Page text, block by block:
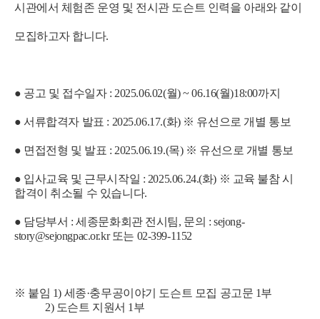
시관에서 체험존 운영 및 전시관 도슨트 인력을 아래와 같이
모집하고자 합니다.
● 공고 및 접수일자 : 2025.06.02(월) ~ 06.16(월)18:00까지
● 서류합격자 발표 : 2025.06.17.(화) ※ 유선으로 개별 통보
● 면접전형 및 발표 : 2025.06.19.(목) ※ 유선으로 개별 통보
● 입사교육 및 근무시작일 : 2025.06.24.(화) ※ 교육 불참 시
합격이 취소될 수 있습니다.
● 담당부서 : 세종문화회관 전시팀, 문의 : sejong-
story@sejongpac.or.kr 또는 02-399-1152
※ 붙임 1) 세종·충무공이야기 도슨트 모집 공고문 1부
2) 도슨트 지원서 1부